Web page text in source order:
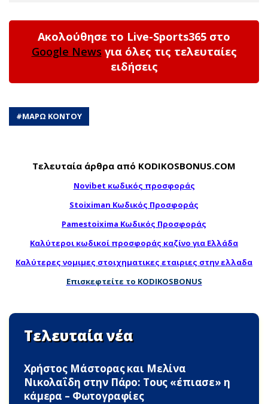
Ακολούθησε το Live-Sports365 στο
Google News για όλες τις τελευταίες
ειδήσεις
#ΜΑΡΩ ΚΟΝΤΟΥ
Τελευταία άρθρα από KODIKOSBONUS.COM
Novibet κωδικός προσφοράς
Stoiximan Κωδικός Προσφοράς
Pamestoixima Κωδικός Προσφοράς
Καλύτεροι κωδικοί προσφοράς καζίνο για Ελλάδα
Καλύτερες νομιμες στοιχηματικες εταιριες στην ελλαδα
Επισκεφτείτε το KODIKOSBONUS
Τελευταία νέα
Χρήστος Μάστορας και Μελίνα
Νικολαΐδη στην Πάρο: Τους «έπιασε» η
κάμερα – Φωτογραφίες